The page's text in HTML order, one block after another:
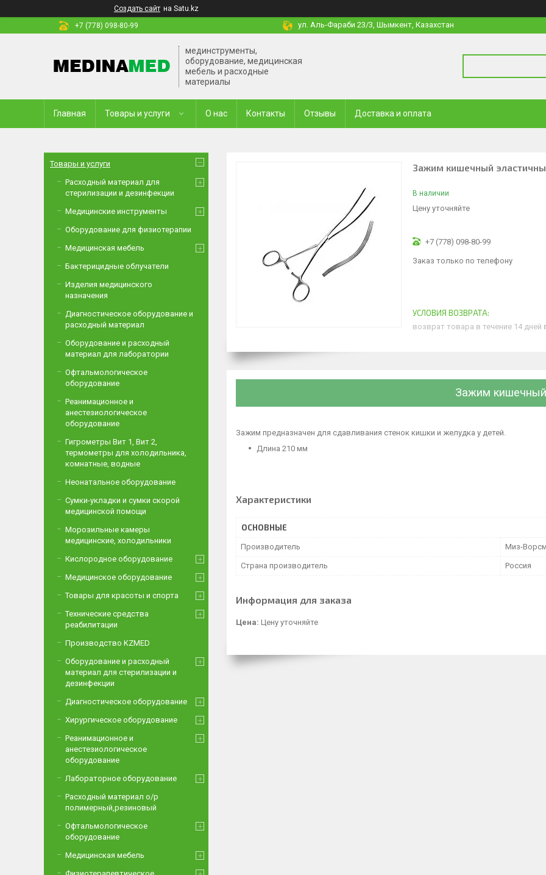
Создать сайт на Satu.kz
+7 (778) 098-80-99
ул. Аль-Фараби 23/3, Шымкент, Казахстан
мединструменты,
оборудование, медицинская
мебель и расходные
материалы
Главная Товары и услуги О нас Контакты Отзывы Доставка и оплата
Зажим кишечный
В наличии
Цену уточняйте
+7 (778) 098-80-99
Заказ только по телефону
возврат товара в течение 14 дней
Зажим кишечный
Зажим предназначен для сдавливания стенок кишки и желудка у детей.
Длина 210 мм
Характеристики
ОСНОВНЫЕ
Производитель Миз-
Страна производитель Россия
Информация для заказа
Цена: Цену уточняйте
Товары и услуги
Расходный материал для
стерилизации и дезинфекции
Медицинские инструменты
Оборудование для физиотерапии
Медицинская мебель
Бактерицидные облучатели
Изделия медицинского
назначения
Диагностическое оборудование и
расходный материал
Оборудование и расходный
материал для лаборатории
Офтальмологическое
оборудование
Реанимационное и
анестезиологическое
оборудование
Гигрометры Вит 1, Вит 2,
термометры для холодильника,
комнатные, водные
Неонатальное оборудование
Сумки-укладки и сумки скорой
медицинской помощи
Морозильные камеры
медицинские, холодильники
Кислородное оборудование
Медицинское оборудование
Товары для красоты и спорта
Технические средства
реабилитации
Производство KZMED
Оборудование и расходный
материал для стерилизации и
дезинфекции
Диагностическое оборудование
Хирургическое оборудование
Реанимационное и
анестезиологическое
оборудование
Лабораторное оборудование
Расходный материал о/р
полимерный,резиновый
Офтальмологическое
оборудование
Медицинская мебель